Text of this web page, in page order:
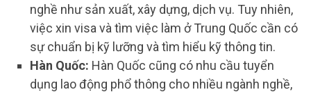
nghề như sản xuất, xây dựng, dịch vụ. Tuy nhiên,
việc xin visa và tìm việc làm ở Trung Quốc cần có
sự chuẩn bị kỹ lưỡng và tìm hiểu kỹ thông tin.
Hàn Quốc: Hàn Quốc cũng có nhu cầu tuyển
dụng lao động phổ thông cho nhiều ngành nghề,